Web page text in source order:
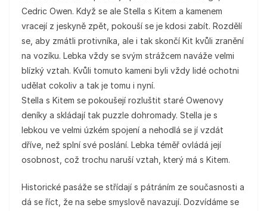
Cedric Owen. Když se ale Stella s Kitem a kamenem
vracejí z jeskyně zpět, pokouší se je kdosi zabít. Rozdělí
se, aby zmátli protivníka, ale i tak skončí Kit kvůli zranění
na vozíku. Lebka vždy se svým strážcem naváže velmi
blízký vztah. Kvůli tomuto kameni byli vždy lidé ochotni
udělat cokoliv a tak je tomu i nyní.
Stella s Kitem se pokoušejí rozluštit staré Owenovy
deníky a skládají tak puzzle dohromady. Stella je s
lebkou ve velmi úzkém spojení a nehodlá se jí vzdát
dříve, než splní své poslání. Lebka téměř ovládá její
osobnost, což trochu naruší vztah, který má s Kitem.
Historické pasáže se střídají s pátráním ze současnosti a
dá se říct, že na sebe smyslově navazují. Dozvídáme se